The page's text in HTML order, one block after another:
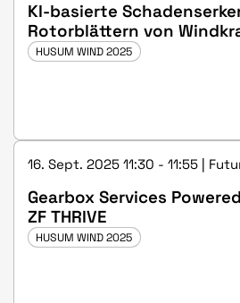
KI-basierte
Rotorblättern von
HUSUM WIND 2025
16. Sept. 2025 11:30 - 11:55 |
Gearbox Services
ZF THRIVE
HUSUM WIND 2025